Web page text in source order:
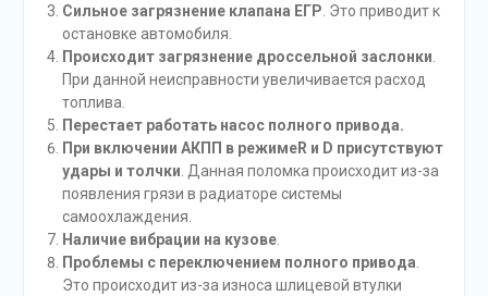
Сильное загрязнение клапана ЕГР. Это приводит к
остановке автомобиля.
Происходит загрязнение дроссельной заслонки.
При данной неисправности увеличивается расход
топлива.
Перестает работать насос полного привода.
При включении АКПП в режимеR и D присутствуют
удары и толчки. Данная поломка происходит из-за
появления грязи в радиаторе системы
самоохлаждения.
Наличие вибрации на кузове.
Проблемы с переключением полного привода.
Это происходит из-за износа шлицевой втулки